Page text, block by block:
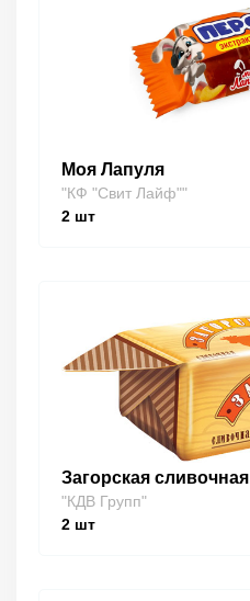
Моя Лапуля
"КФ "Свит Лайф""
2 шт
Загорская сливочная
"КДВ Групп"
2 шт